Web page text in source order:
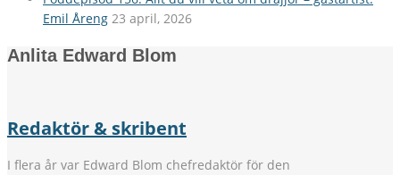
Emil Åreng 23 april, 2026
Anlita Edward Blom
Redaktör & skribent
I flera år var Edward Blom chefredaktör för den